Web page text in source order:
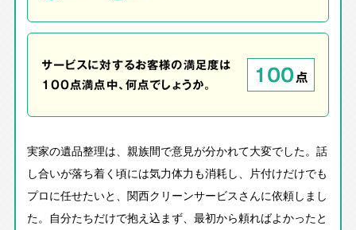
サービスに対するお客様の満足度は
100点満点中、何点でしょうか。
100点
実家の遺品整理は、親族間で意見が分かれて大変でした。話
し合いが落ち着く頃には気力体力も消耗し、片付けだけでも
プロに任せたいと、関西クリーンサービスさんに依頼しまし
た。自分たちだけで抱え込まず、最初から頼ればよかったと